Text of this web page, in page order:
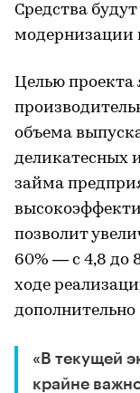
Средства
модернизации
Целью проекта
объема
деликатесных
займа
позволит
60% — с 4,8 до
ходе
«В текущей
крайне